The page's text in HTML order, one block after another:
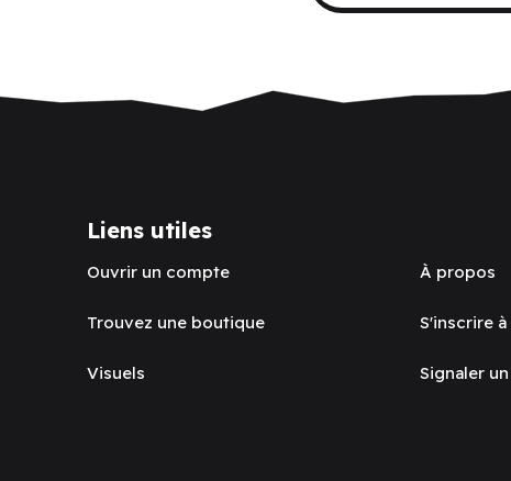
Liens utiles
Ouvrir un compte
Trouvez une boutique
Visuels
À propos
S'inscrire
Signaler